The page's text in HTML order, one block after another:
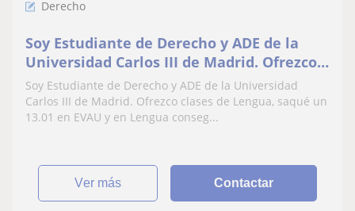
Derecho
Soy Estudiante de Derecho y ADE de la
Universidad Carlos III de Madrid. Ofrezco
clases de Lengua, saqué un 13.01 en EVAU
y en Lengua conseguí el 100% de la
puntuación
Soy Estudiante de Derecho y ADE de la Universidad
Carlos III de Madrid. Ofrezco clases de Lengua, saqué un
13.01 en EVAU y en Lengua conseg...
ver más Contactar